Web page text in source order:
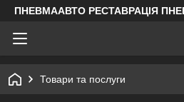
ПНЕВМААВТО РЕСТАВРАЦІЯ
Товари та послуги